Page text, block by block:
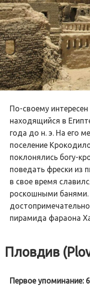
По-своему
находящийся в
года до н. э. На его
поселение
поклонялись богу-
поведать фрески из
в свое время
роскошными
пирамида фараона
Пловдив
Первое упоминание: